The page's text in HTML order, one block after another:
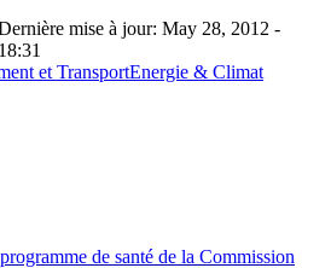
mise à jour: May 28, 2012 -
18:31
et TransportEnergie & Climat
de santé de la Commission